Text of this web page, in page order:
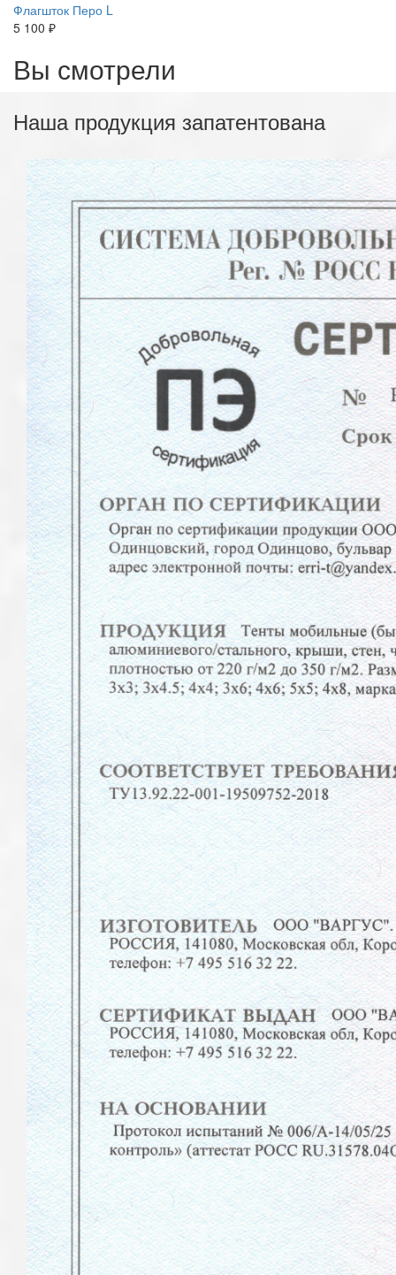
Флагшток Перо L
5 100 ₽
Вы смотрели
Наша продукция запатентована